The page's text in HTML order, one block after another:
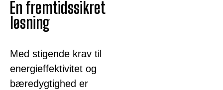
En fremtidssikret
løsning
Med stigende krav til
energieffektivitet og
bæredygtighed er